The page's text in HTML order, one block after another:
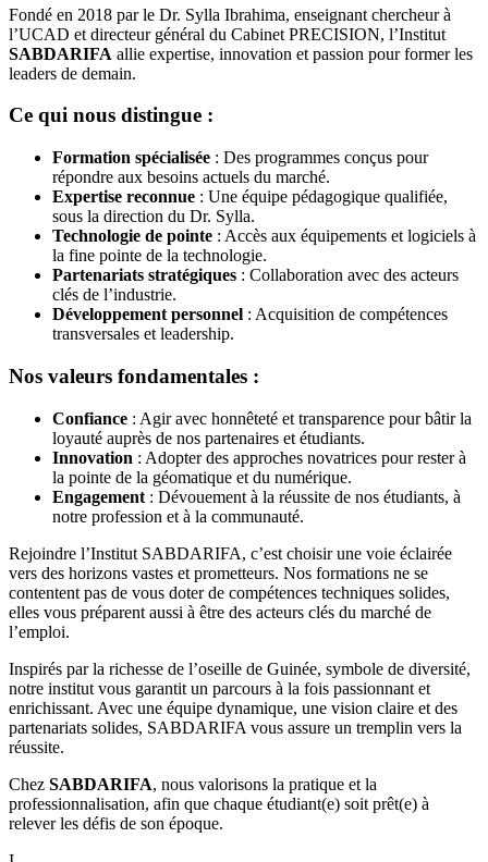
Fondé en 2018 par le Dr. Sylla Ibrahima, enseignant chercheur à
l’UCAD et directeur général du Cabinet PRECISION, l’Institut
SABDARIFA allie expertise, innovation et passion pour former les
leaders de demain.
Ce qui nous distingue :
Formation spécialisée : Des programmes conçus pour
répondre aux besoins actuels du marché.
Expertise reconnue : Une équipe pédagogique qualifiée,
sous la direction du Dr. Sylla.
Technologie de pointe : Accès aux équipements et logiciels à
la fine pointe de la technologie.
Partenariats stratégiques : Collaboration avec des acteurs
clés de l’industrie.
Développement personnel : Acquisition de compétences
transversales et leadership.
Nos valeurs fondamentales :
Confiance : Agir avec honnêteté et transparence pour bâtir la
loyauté auprès de nos partenaires et étudiants.
Innovation : Adopter des approches novatrices pour rester à
la pointe de la géomatique et du numérique.
Engagement : Dévouement à la réussite de nos étudiants, à
notre profession et à la communauté.
Rejoindre l’Institut SABDARIFA, c’est choisir une voie éclairée
vers des horizons vastes et prometteurs. Nos formations ne se
contentent pas de vous doter de compétences techniques solides,
elles vous préparent aussi à être des acteurs clés du marché de
l’emploi.
Inspirés par la richesse de l’oseille de Guinée, symbole de diversité,
notre institut vous garantit un parcours à la fois passionnant et
enrichissant. Avec une équipe dynamique, une vision claire et des
partenariats solides, SABDARIFA vous assure un tremplin vers la
réussite.
Chez SABDARIFA, nous valorisons la pratique et la
professionnalisation, afin que chaque étudiant(e) soit prêt(e) à
relever les défis de son époque.